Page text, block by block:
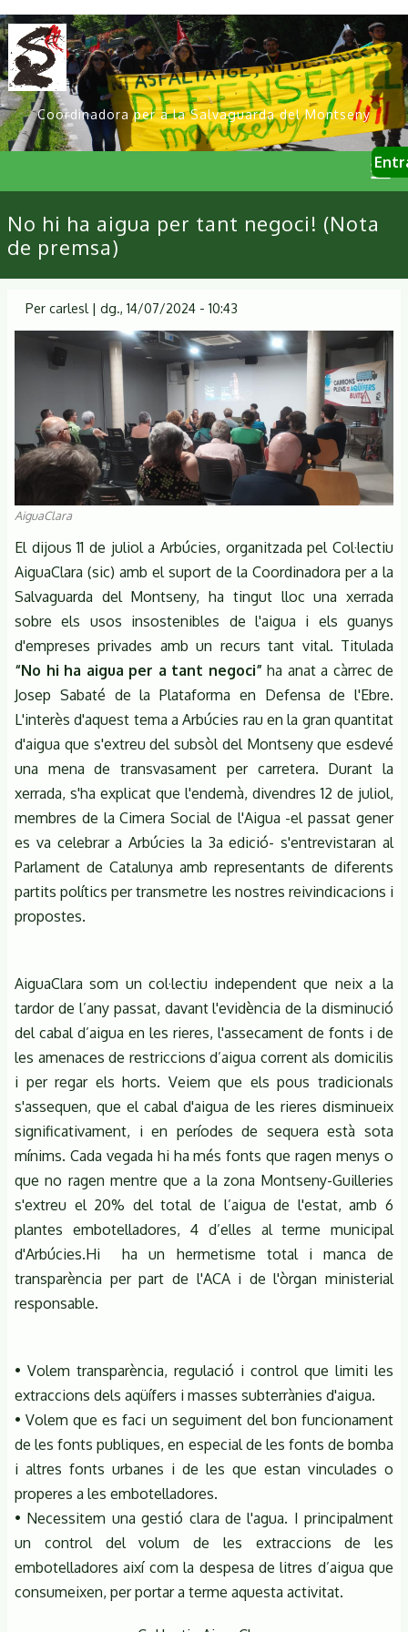
Vés
al
contingut
Coordinadora per a la Salvaguarda del Montseny
User
Primary
links
No hi ha aigua per tant negoci! (Nota
de premsa)
Per carlesl | dg., 14/07/2024 - 10:43
AiguaClara
El dijous 11 de juliol a Arbúcies, organitzada pel Col·lectiu
AiguaClara (sic) amb el suport de la Coordinadora per a la
Salvaguarda del Montseny, ha tingut lloc una xerrada
sobre els usos insostenibles de l'aigua i els guanys
d'empreses privades amb un recurs tant vital. Titulada
“No hi ha aigua per a tant negoci” ha anat a càrrec de
Josep Sabaté de la Plataforma en Defensa de l'Ebre.
L'interès d'aquest tema a Arbúcies rau en la gran quantitat
d'aigua que s'extreu del subsòl del Montseny que esdevé
una mena de transvasament per carretera. Durant la
xerrada, s'ha explicat que l'endemà, divendres 12 de juliol,
membres de la Cimera Social de l'Aigua -el passat gener
es va celebrar a Arbúcies la 3a edició- s'entrevistaran al
Parlament de Catalunya amb representants de diferents
partits polítics per transmetre les nostres reivindicacions i
propostes.
AiguaClara som un col·lectiu independent que neix a la
tardor de l’any passat, davant l'evidència de la disminució
del cabal d’aigua en les rieres, l'assecament de fonts i de
les amenaces de restriccions d’aigua corrent als domicilis
i per regar els horts. Veiem que els pous tradicionals
s'assequen, que el cabal d'aigua de les rieres disminueix
significativament, i en períodes de sequera està sota
mínims. Cada vegada hi ha més fonts que ragen menys o
que no ragen mentre que a la zona Montseny-Guilleries
s'extreu el 20% del total de l’aigua de l'estat, amb 6
plantes embotelladores, 4 d’elles al terme municipal
d'Arbúcies.Hi ha un hermetisme total i manca de
transparència per part de l'ACA i de l'òrgan ministerial
responsable.
• Volem transparència, regulació i control que limiti les
extraccions dels aqüífers i masses subterrànies d'aigua.
• Volem que es faci un seguiment del bon funcionament
de les fonts publiques, en especial de les fonts de bomba
i altres fonts urbanes i de les que estan vinculades o
properes a les embotelladores.
• Necessitem una gestió clara de l'agua. I principalment
un control del volum de les extraccions de les
embotelladores així com la despesa de litres d’aigua que
consumeixen, per portar a terme aquesta activitat.